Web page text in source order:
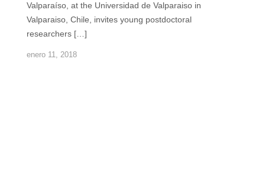
Valparaíso, at the Universidad de Valparaiso in
Valparaiso, Chile, invites young postdoctoral
researchers […]
enero 11, 2018